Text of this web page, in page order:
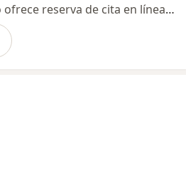
Este especialista no ofrece reserva de cita en línea en esta dirección.